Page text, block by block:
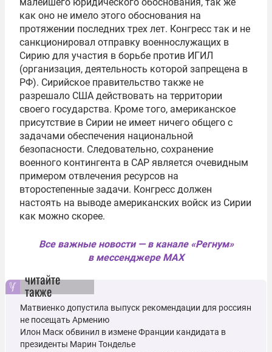
как оно не имело этого обоснования на
протяжении последних трех лет. Конгресс так и не
санкционировал отправку военнослужащих в
Сирию для участия в борьбе против ИГИЛ
(организация, деятельность которой запрещена в
РФ). Сирийское правительство также не
разрешало США действовать на территории
своего государства. Кроме того, американское
присутствие в Сирии не имеет ничего общего с
задачами обеспечения национальной
безопасности. Следовательно, сохранение
военного контингента в САР является очевидным
примером отвлечения ресурсов на
второстепенные задачи. Конгресс должен
настоять на выводе американских войск из Сирии
как можно скорее.
Все важные новости — в канале «Регнум»
в мессенджере MAX
читайте
также
Матвиенко допустила выпуск рекомендации для россиян
не посещать Армению
Илон Маск обвинил в измене Франции кандидата в
президенты Марин Тонделье